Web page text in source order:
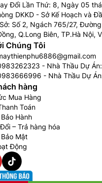
Đổi Lần Thứ: 8, Ngày 05
DKKD - Sở Kế Hoạch và
Số 2, Ngách 765/27,
Q.Long Biên, TP.Hà Nội,
Chúng Tôi
- Nhà Thầu Dự Án:
- Nhà Thầu Dự
hàng
Mua Hàng
Toán
Hành
– Trả hàng hóa
Mật
Động